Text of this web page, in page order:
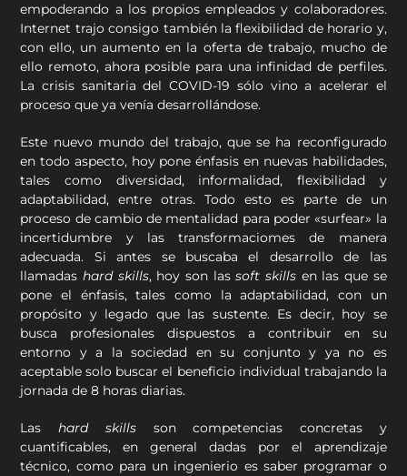
empoderando a los propios empleados y colaboradores.
Internet trajo consigo también la flexibilidad de horario y,
con ello, un aumento en la oferta de trabajo, mucho de
ello remoto, ahora posible para una infinidad de perfiles.
La crisis sanitaria del COVID-19 sólo vino a acelerar el
proceso que ya venía desarrollándose.
Este nuevo mundo del trabajo, que se ha reconfigurado
en todo aspecto, hoy pone énfasis en nuevas habilidades,
tales como diversidad, informalidad, flexibilidad y
adaptabilidad, entre otras. Todo esto es parte de un
proceso de cambio de mentalidad para poder «surfear» la
incertidumbre y las transformaciomes de manera
adecuada. Si antes se buscaba el desarrollo de las
llamadashard skills, hoy son lassoft skillsen las que se
pone el énfasis, tales como la adaptabilidad, con un
propósito y legado que las sustente. Es decir, hoy se
busca profesionales dispuestos a contribuir en su
entorno y a la sociedad en su conjunto y ya no es
aceptable solo buscar el beneficio individual trabajando la
jornada de 8 horas diarias.
Lashard skillsson competencias concretas y
cuantificables, en general dadas por el aprendizaje
técnico, como para un ingenierio es saber programar o